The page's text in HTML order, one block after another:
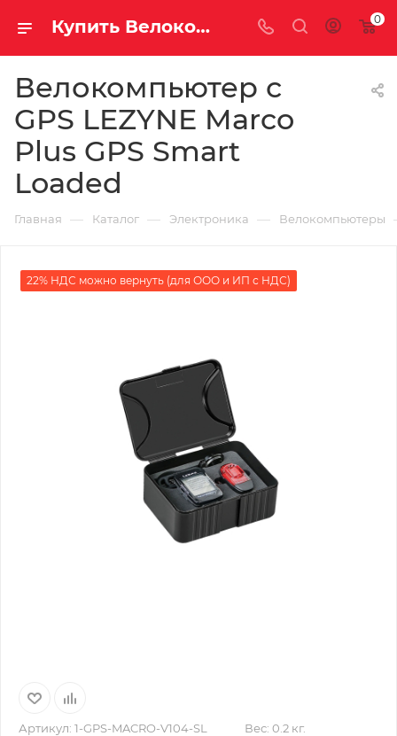
Купить Велокомпьютер с GPS LEZYNE Marco Plus GPS Smart Loaded за рублей, а со скидкой 0
Велокомпьютер с
GPS LEZYNE Marco
Plus GPS Smart
Loaded
Главная — Каталог — Электроника — Велокомпьютеры
22% НДС можно вернуть (для ООО и ИП с НДС)
Артикул: 1-GPS-MACRO-V104-SL Вес: 0.2 кг.